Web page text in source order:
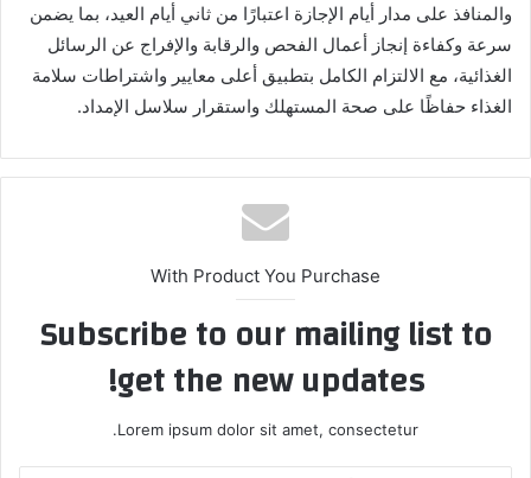
والمنافذ على مدار أيام الإجازة اعتبارًا من ثاني أيام العيد، بما يضمن
سرعة وكفاءة إنجاز أعمال الفحص والرقابة والإفراج عن الرسائل
الغذائية، مع الالتزام الكامل بتطبيق أعلى معايير واشتراطات سلامة
الغذاء حفاظًا على صحة المستهلك واستقرار سلاسل الإمداد.
With Product You Purchase
Subscribe to our mailing list to
get the new updates!
Lorem ipsum dolor sit amet, consectetur.